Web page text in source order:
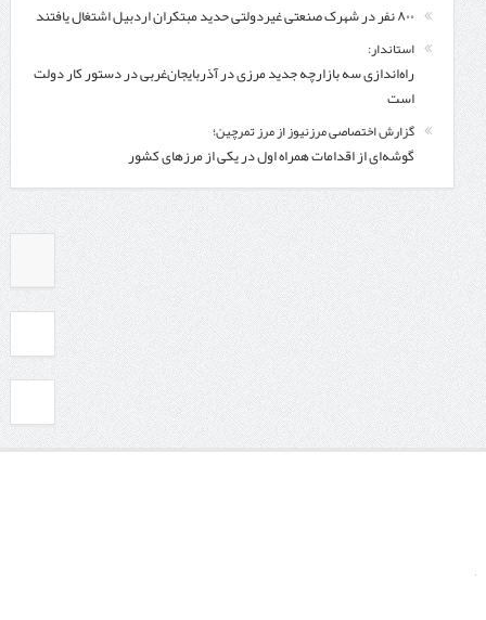
۸۰۰ نفر در شهرک صنعتی غیردولتی حدید مبتکران اردبیل اشتغال یافتند
استاندار:
راه‌اندازی سه بازارچه جدید مرزی در آذربایجان‌غربی در دستور کار دولت
است
گزارش اختصاصی مرزنیوز از مرز تمرچین؛
گوشه‌ای از اقدامات همراه اول در یکی از مرزهای کشور